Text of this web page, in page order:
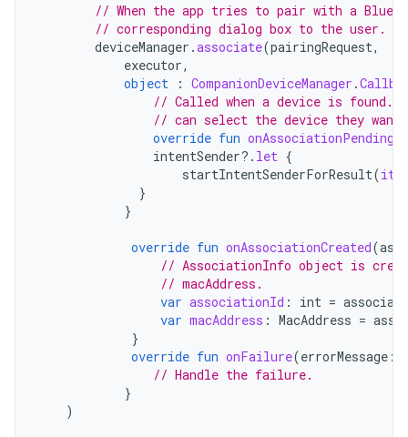
// When the app tries to pair with a
// corresponding dialog box to the user.
deviceManager .associate(pairingRequest,
executor,
object
: CompanionDeviceManager .
// Called when a device is found.
// can select the device they
override fun onAssociationPending
intentSender?. let {
startIntentSenderForResult(it
}
}
override fun onAssociationCreated(
// AssociationInfo object is
// macAddress.
var associationId : int =
var macAddress : MacAddress =
}
override fun onFailure(errorMessage :
// Handle the failure.
}
)